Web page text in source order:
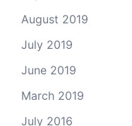
August 2019
July 2019
June 2019
March 2019
July 2016